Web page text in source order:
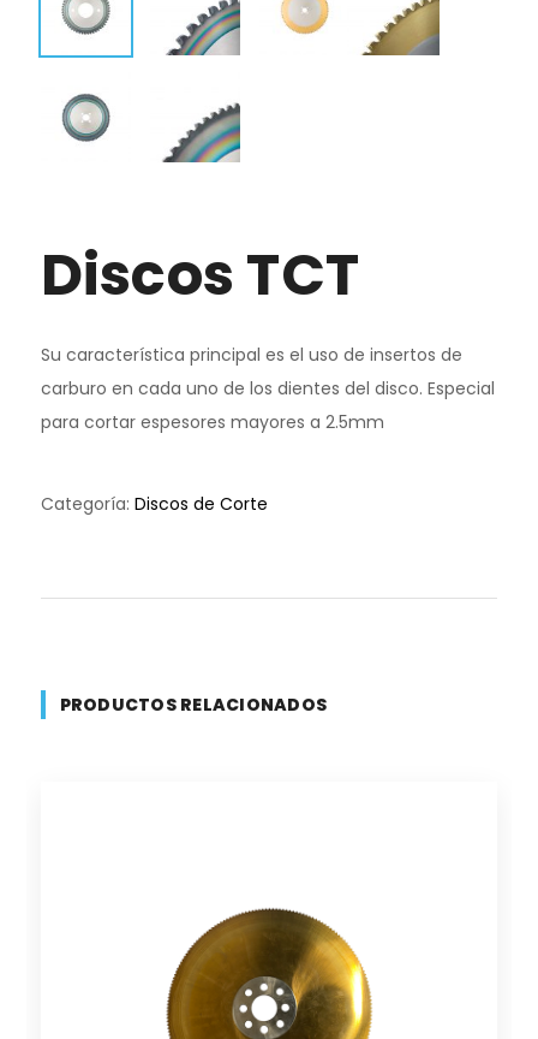
Discos TCT
Su característica principal es el uso de insertos de
carburo en cada uno de los dientes del disco. Especial
para cortar espesores mayores a 2.5mm
Categoría: Discos de Corte
PRODUCTOS RELACIONADOS